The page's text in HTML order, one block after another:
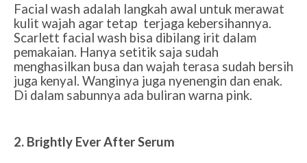
Facial wash adalah langkah awal untuk merawat
kulit wajah agar tetap terjaga kebersihannya.
Scarlett facial wash bisa dibilang irit dalam
pemakaian. Hanya setitik saja sudah
menghasilkan busa dan wajah terasa sudah bersih
juga kenyal. Wanginya juga nyenengin dan enak.
Di dalam sabunnya ada buliran warna pink.
2. Brightly Ever After Serum